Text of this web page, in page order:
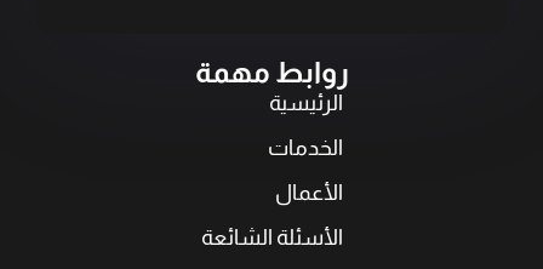
روابط مهمة
الرئيسية
الخدمات
الأعمال
الأسئلة الشائعة